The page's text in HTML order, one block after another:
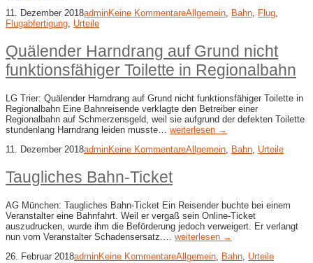
11. Dezember 2018adminKeine KommentareAllgemein, Bahn, Flug,
Flugabfertigung, Urteile
Quälender Harndrang auf Grund nicht
funktionsfähiger Toilette in Regionalbahn
LG Trier: Quälender Harndrang auf Grund nicht funktionsfähiger Toilette in
Regionalbahn Eine Bahnreisende verklagte den Betreiber einer
Regionalbahn auf Schmerzensgeld, weil sie aufgrund der defekten Toilette
stundenlang Harndrang leiden musste… weiterlesen →
11. Dezember 2018adminKeine KommentareAllgemein, Bahn, Urteile
Taugliches Bahn-Ticket
AG München: Taugliches Bahn-Ticket Ein Reisender buchte bei einem
Veranstalter eine Bahnfahrt. Weil er vergaß sein Online-Ticket
auszudrucken, wurde ihm die Beförderung jedoch verweigert. Er verlangt
nun vom Veranstalter Schadensersatz.… weiterlesen →
26. Februar 2018adminKeine KommentareAllgemein, Bahn, Urteile